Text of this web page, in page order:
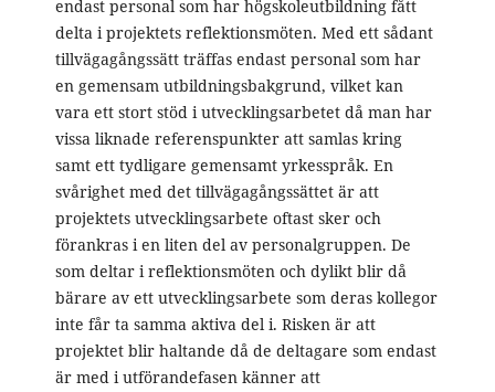
endast personal som har högskoleutbildning fått
delta i projektets reflektionsmöten. Med ett sådant
tillvägagångssätt träffas endast personal som har
en gemensam utbildningsbakgrund, vilket kan
vara ett stort stöd i utvecklingsarbetet då man har
vissa liknade referenspunkter att samlas kring
samt ett tydligare gemensamt yrkesspråk. En
svårighet med det tillvägagångssättet är att
projektets utvecklingsarbete oftast sker och
förankras i en liten del av personalgruppen. De
som deltar i reflektionsmöten och dylikt blir då
bärare av ett utvecklingsarbete som deras kollegor
inte får ta samma aktiva del i. Risken är att
projektet blir haltande då de deltagare som endast
är med i utförandefasen känner att